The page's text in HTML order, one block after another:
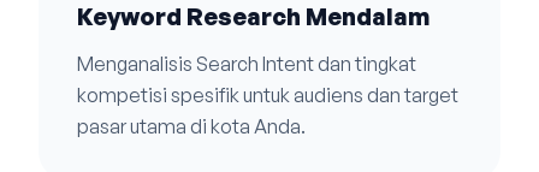
Keyword Research Mendalam
Menganalisis Search Intent dan tingkat
kompetisi spesifik untuk audiens dan target
pasar utama di kota Anda.